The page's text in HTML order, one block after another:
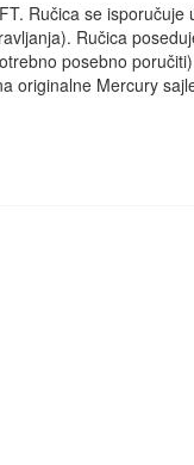
Ručica se
Ručica
posebno
originalne Mercury